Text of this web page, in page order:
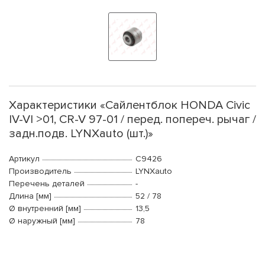
Характеристики «Сайлентблок HONDA Civic
IV-VI >01, CR-V 97-01 / перед. попереч. рычаг /
задн.подв. LYNXauto (шт.)»
Артикул
C9426
Производитель
LYNXauto
Перечень деталей
-
Длина [мм]
52 / 78
Ø внутренний [мм]
13,5
Ø наружный [мм]
78